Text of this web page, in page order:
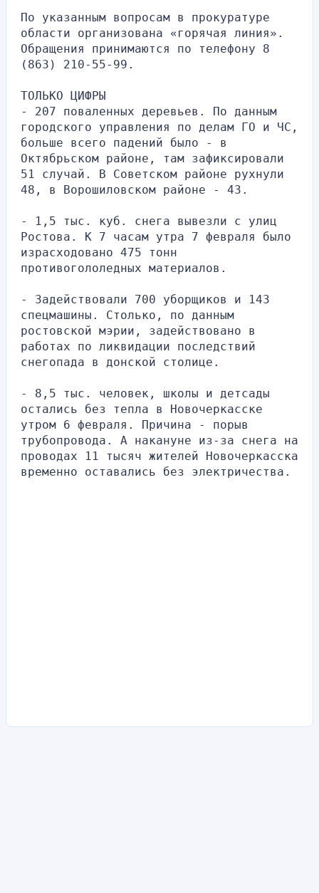
По указанным вопросам в прокуратуре
области организована «горячая линия».
Обращения принимаются по телефону 8
(863) 210-55-99.
ТОЛЬКО ЦИФРЫ
- 207 поваленных деревьев. По данным
городского управления по делам ГО и ЧС,
больше всего падений было - в
Октябрьском районе, там зафиксировали
51 случай. В Советском районе рухнули
48, в Ворошиловском районе - 43.
- 1,5 тыс. куб. снега вывезли с улиц
Ростова. К 7 часам утра 7 февраля было
израсходовано 475 тонн
противогололедных материалов.
- Задействовали 700 уборщиков и 143
спецмашины. Столько, по данным
ростовской мэрии, задействовано в
работах по ликвидации последствий
снегопада в донской столице.
- 8,5 тыс. человек, школы и детсады
остались без тепла в Новочеркасске
утром 6 февраля. Причина - порыв
трубопровода. А накануне из-за снега на
проводах 11 тысяч жителей Новочеркасска
временно оставались без электричества.